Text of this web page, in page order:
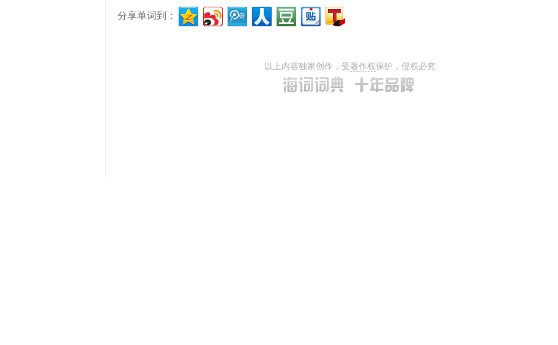
分享单词到：
以上内容独家创作，受著作权保护，侵权必究